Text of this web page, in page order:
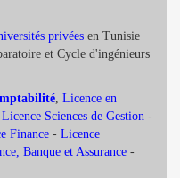
privées en Tunisie
et Cycle d'ingénieurs
, Licence en
Licence Sciences de Gestion -
Finance - Licence
Banque et Assurance -